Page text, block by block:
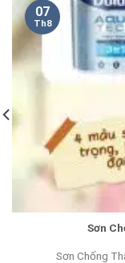
Sơn
Sơn Chống
07
Th8